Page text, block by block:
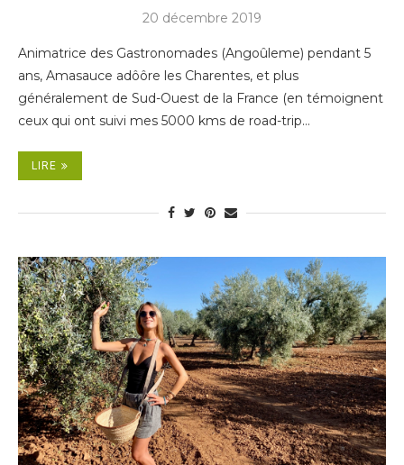
20 décembre 2019
Animatrice des Gastronomades (Angoûleme) pendant 5
ans, Amasauce adôôre les Charentes, et plus
généralement de Sud-Ouest de la France (en témoignent
ceux qui ont suivi mes 5000 kms de road-trip…
LIRE